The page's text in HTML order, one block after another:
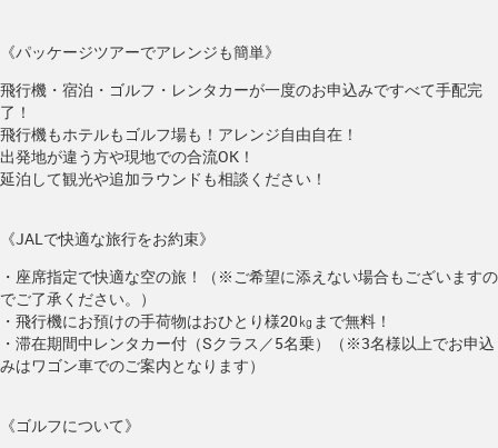
《パッケージツアーでアレンジも簡単》
飛行機・宿泊・ゴルフ・レンタカーが一度のお申込みですべて手配完
了！
飛行機もホテルもゴルフ場も！アレンジ自由自在！
出発地が違う方や現地での合流OK！
延泊して観光や追加ラウンドも相談ください！
《JALで快適な旅行をお約束》
・座席指定で快適な空の旅！（※ご希望に添えない場合もございますの
でご了承ください。）
・飛行機にお預けの手荷物はおひとり様20㎏まで無料！
・滞在期間中レンタカー付（Sクラス／5名乗）（※3名様以上でお申込
みはワゴン車でのご案内となります）
《ゴルフについて》